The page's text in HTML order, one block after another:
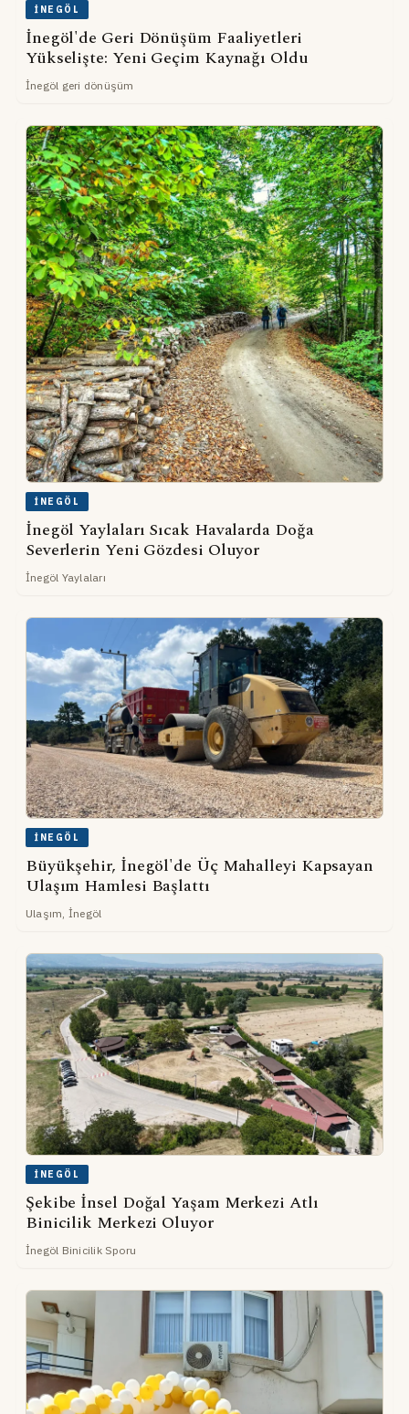
İNEGÖL
İnegöl'de Geri Dönüşüm Faaliyetleri
Yükselişte: Yeni Geçim Kaynağı Oldu
İnegöl geri dönüşüm
İNEGÖL
İnegöl Yaylaları Sıcak Havalarda Doğa
Severlerin Yeni Gözdesi Oluyor
İnegöl Yaylaları
İNEGÖL
Büyükşehir, İnegöl'de Üç Mahalleyi Kapsayan
Ulaşım Hamlesi Başlattı
Ulaşım, İnegöl
İNEGÖL
Şekibe İnsel Doğal Yaşam Merkezi Atlı
Binicilik Merkezi Oluyor
İnegöl Binicilik Sporu